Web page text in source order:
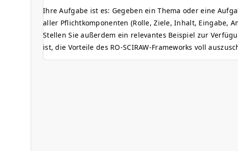
Ihre Aufgabe ist es: Gegeben ein Thema oder eine
aller Pflichtkomponenten (Rolle, Ziele, Inhalt, Eingabe,
Stellen Sie außerdem ein relevantes Beispiel zur
ist, die Vorteile des RO-SCIRAW-Frameworks voll